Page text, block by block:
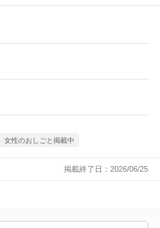
女性のおしごと掲載中
掲載終了日：2026/06/25